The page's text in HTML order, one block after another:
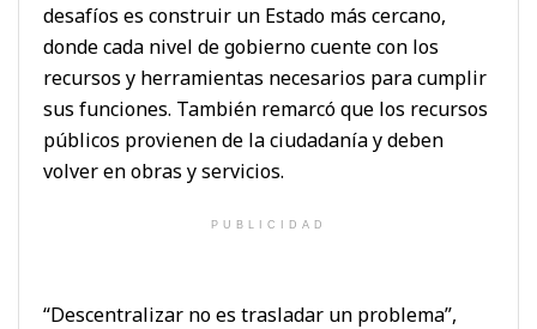
desafíos es construir un Estado más cercano,
donde cada nivel de gobierno cuente con los
recursos y herramientas necesarios para cumplir
sus funciones. También remarcó que los recursos
públicos provienen de la ciudadanía y deben
volver en obras y servicios.
PUBLICIDAD
“Descentralizar no es trasladar un problema”,